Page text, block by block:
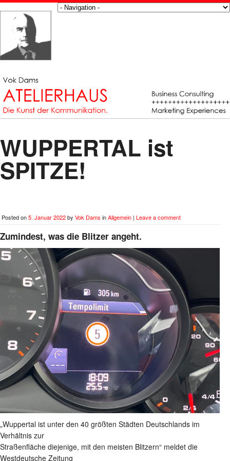
WUPPERTAL ist
SPITZE!
Posted on5. Januar 2022by Vok Dams inAllgemein | Leave a comment
Zumindest, was die Blitzer angeht.
„Wuppertal ist unter den 40 größten Städten Deutschlands im
Verhältnis zur
Straßenfläche diejenige, mit den meisten Blitzern“ meldet die
Westdeutsche Zeitung